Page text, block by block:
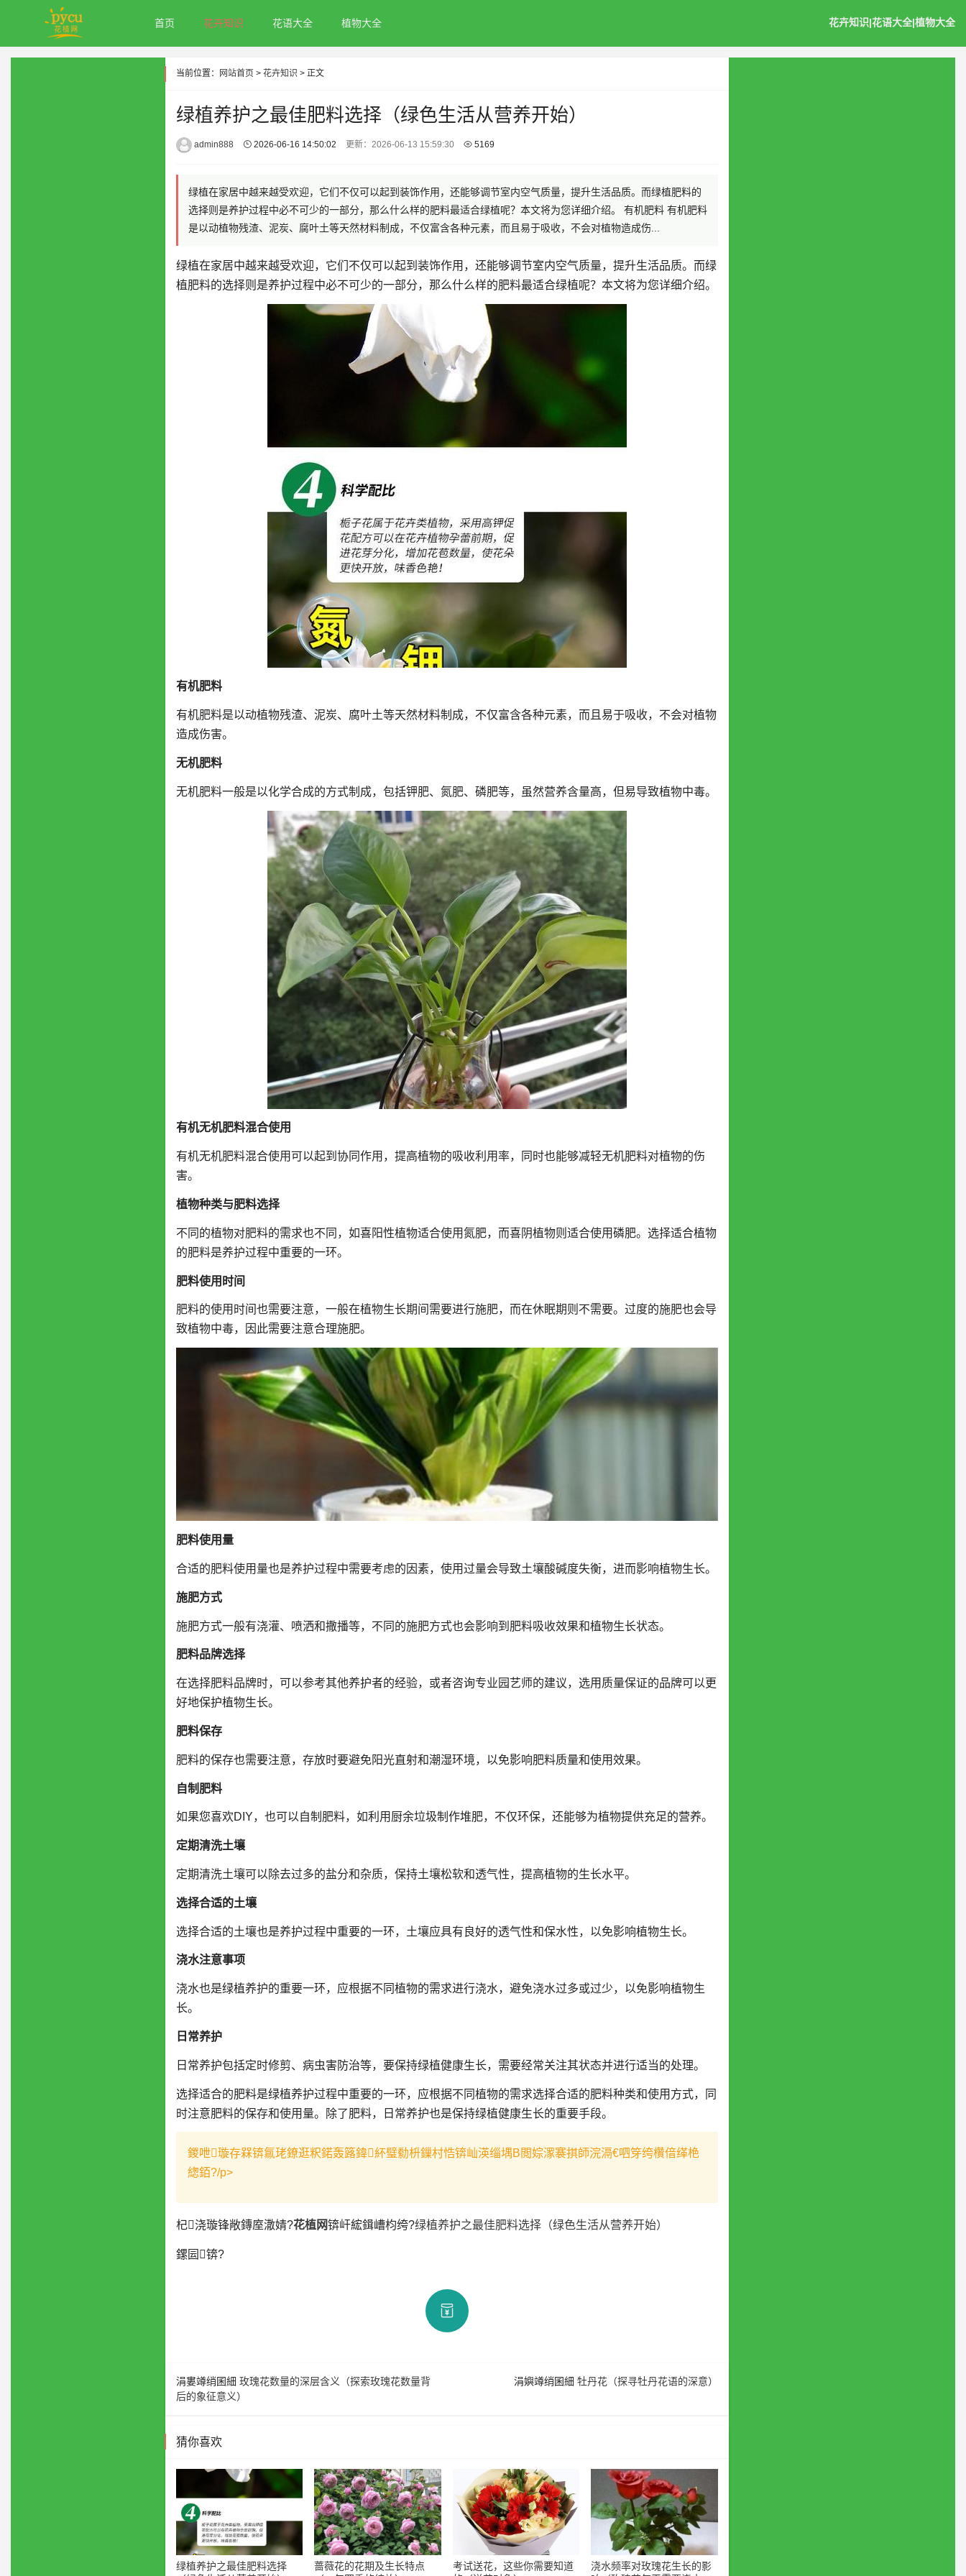
花卉知识|花语大全|植物大全
首页 花卉知识 花语大全 植物大全
当前位置： 网站首页 > 花卉知识 > 正文
绿植养护之最佳肥料选择（绿色生活从营养开始）
admin888 2026-06-16 14:50:02 更新：2026-06-13 15:59:30 5169
绿植在家居中越来越受欢迎，它们不仅可以起到装饰作用，还能够调节室内空气质量，提升生活品质。而绿植肥料的
选择则是养护过程中必不可少的一部分，那么什么样的肥料最适合绿植呢？本文将为您详细介绍。 有机肥料 有机肥料
是以动植物残渣、泥炭、腐叶土等天然材料制成，不仅富含各种元素，而且易于吸收，不会对植物造成伤...
绿植在家居中越来越受欢迎，它们不仅可以起到装饰作用，还能够调节室内空气质量，提升生活品质。而绿
植肥料的选择则是养护过程中必不可少的一部分，那么什么样的肥料最适合绿植呢？本文将为您详细介绍。
有机肥料
有机肥料是以动植物残渣、泥炭、腐叶土等天然材料制成，不仅富含各种元素，而且易于吸收，不会对植物
造成伤害。
无机肥料
无机肥料一般是以化学合成的方式制成，包括钾肥、氮肥、磷肥等，虽然营养含量高，但易导致植物中毒。
有机无机肥料混合使用
有机无机肥料混合使用可以起到协同作用，提高植物的吸收利用率，同时也能够减轻无机肥料对植物的伤
害。
植物种类与肥料选择
不同的植物对肥料的需求也不同，如喜阳性植物适合使用氮肥，而喜阴植物则适合使用磷肥。选择适合植物
的肥料是养护过程中重要的一环。
肥料使用时间
肥料的使用时间也需要注意，一般在植物生长期间需要进行施肥，而在休眠期则不需要。过度的施肥也会导
致植物中毒，因此需要注意合理施肥。
肥料使用量
合适的肥料使用量也是养护过程中需要考虑的因素，使用过量会导致土壤酸碱度失衡，进而影响植物生长。
施肥方式
施肥方式一般有浇灌、喷洒和撒播等，不同的施肥方式也会影响到肥料吸收效果和植物生长状态。
肥料品牌选择
在选择肥料品牌时，可以参考其他养护者的经验，或者咨询专业园艺师的建议，选用质量保证的品牌可以更
好地保护植物生长。
肥料保存
肥料的保存也需要注意，存放时要避免阳光直射和潮湿环境，以免影响肥料质量和使用效果。
自制肥料
如果您喜欢DIY，也可以自制肥料，如利用厨余垃圾制作堆肥，不仅环保，还能够为植物提供充足的营养。
定期清洗土壤
定期清洗土壤可以除去过多的盐分和杂质，保持土壤松软和透气性，提高植物的生长水平。
选择合适的土壤
选择合适的土壤也是养护过程中重要的一环，土壤应具有良好的透气性和保水性，以免影响植物生长。
浇水注意事项
浇水也是绿植养护的重要一环，应根据不同植物的需求进行浇水，避免浇水过多或过少，以免影响植物生
长。
日常养护
日常养护包括定时修剪、病虫害防治等，要保持绿植健康生长，需要经常关注其状态并进行适当的处理。
选择适合的肥料是绿植养护过程中重要的一环，应根据不同植物的需求选择合适的肥料种类和使用方式，同
时注意肥料的保存和使用量。除了肥料，日常养护也是保持绿植健康生长的重要手段。
鍐呭璇存槑锛氱珯鐐逛粎鍩轰簬鍏紑璧勬枡鏁村悎锛屾渶缁堣В閲婃潈褰掑師浣滆€呬笌绔欑偣缂栬
緫銆?/p>
杞浇璇锋敞鏄庢潵婧?花植网锛屽綋鍓嶆枃绔?绿植养护之最佳肥料选择（绿色生活从营养开始）
鏍囩锛?
涓婁竴绡囷細 玫瑰花数量的深层含义（探索玫瑰花数量背
后的象征意义）
涓嬩竴绡囷細 牡丹花（探寻牡丹花语的深意）
猜你喜欢
绿植养护之最佳肥料选择
蔷薇花的花期及生长特点
考试送花，这些你需要知道
浇水频率对玫瑰花生长的影